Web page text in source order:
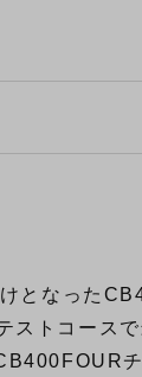
となった
ストコース